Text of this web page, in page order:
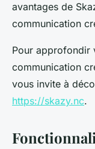
avantages de
communication
Pour approfondir
communication
vous invite à
https://skazy.nc.